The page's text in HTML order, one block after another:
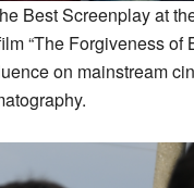
Best Screenplay at
“The Forgiveness of
on mainstream